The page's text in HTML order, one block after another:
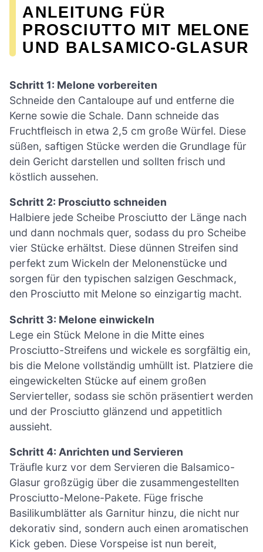
ANLEITUNG FÜR
PROSCIUTTO MIT MELONE
UND BALSAMICO-GLASUR
Schritt 1: Melone vorbereiten
Schneide den Cantaloupe auf und entferne die
Kerne sowie die Schale. Dann schneide das
Fruchtfleisch in etwa 2,5 cm große Würfel. Diese
süßen, saftigen Stücke werden die Grundlage für
dein Gericht darstellen und sollten frisch und
köstlich aussehen.
Schritt 2: Prosciutto schneiden
Halbiere jede Scheibe Prosciutto der Länge nach
und dann nochmals quer, sodass du pro Scheibe
vier Stücke erhältst. Diese dünnen Streifen sind
perfekt zum Wickeln der Melonenstücke und
sorgen für den typischen salzigen Geschmack,
den Prosciutto mit Melone so einzigartig macht.
Schritt 3: Melone einwickeln
Lege ein Stück Melone in die Mitte eines
Prosciutto-Streifens und wickele es sorgfältig ein,
bis die Melone vollständig umhüllt ist. Platziere die
eingewickelten Stücke auf einem großen
Servierteller, sodass sie schön präsentiert werden
und der Prosciutto glänzend und appetitlich
aussieht.
Schritt 4: Anrichten und Servieren
Träufle kurz vor dem Servieren die Balsamico-
Glasur großzügig über die zusammengestellten
Prosciutto-Melone-Pakete. Füge frische
Basilikumblätter als Garnitur hinzu, die nicht nur
dekorativ sind, sondern auch einen aromatischen
Kick geben. Diese Vorspeise ist nun bereit,